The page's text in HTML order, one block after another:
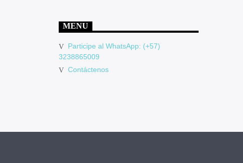
MENU
Participe al WhatsApp: (+57)
3238865009
Contáctenos